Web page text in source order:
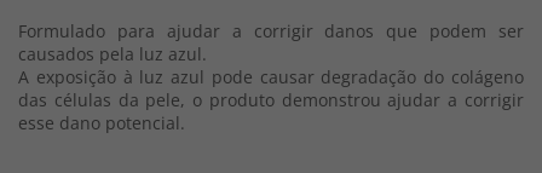
Formulado para ajudar a corrigir danos que podem ser
causados pela luz azul.
A exposição à luz azul pode causar degradação do colágeno
das células da pele, o produto demonstrou ajudar a corrigir
esse dano potencial.